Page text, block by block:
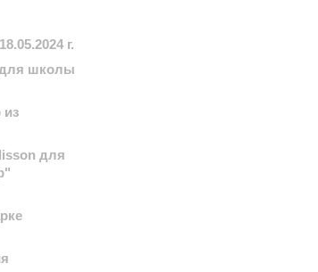
г.
для школы
из
для